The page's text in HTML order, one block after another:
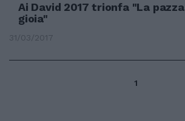
Ai David 2017 trionfa "La pazza
gioia"
31/03/2017
1